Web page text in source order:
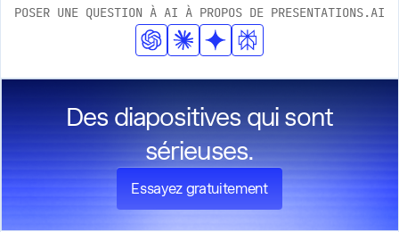
POSER UNE QUESTION À AI À PROPOS DE PRESENTATIONS.AI
Des diapositives qui sont
sérieuses.
Essayez gratuitement